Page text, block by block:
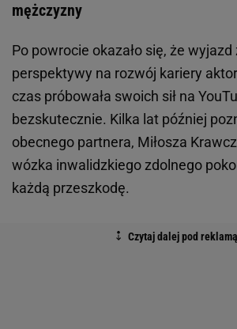
mężczyzny
Po powrocie okazało się, że
perspektywy na rozwój kariery
czas próbowała swoich sił na
bezskutecznie. Kilka lat później
obecnego partnera, Miłosza
wózka inwalidzkiego zdolnego
każdą przeszkodę.